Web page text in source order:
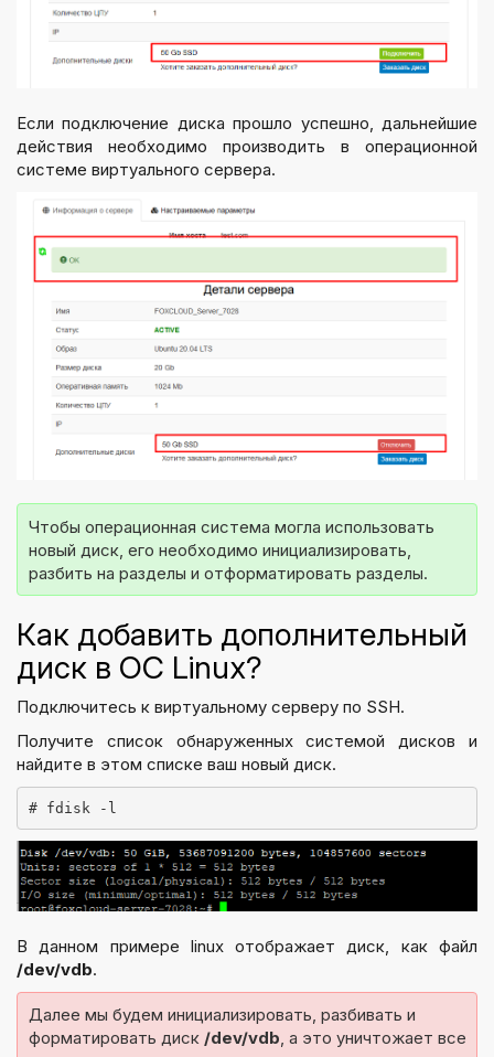
Если подключение диска прошло успешно, дальнейшие
действия необходимо производить в операционной
системе виртуального сервера.
Чтобы операционная система могла использовать
новый диск, его необходимо инициализировать,
Как добавить дополнительный
диск в ОС Linux?
Подключитесь к виртуальному серверу по SSH.
Получите список обнаруженных системой дисков и
найдите в этом списке ваш новый диск.
В данном примере linux отображает диск, как файл
/dev/vdb.
Далее мы будем инициализировать, разбивать и
форматировать диск /dev/vdb, а это уничтожает все